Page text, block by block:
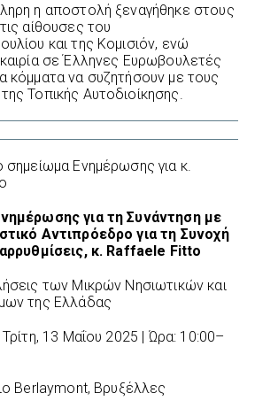
η αποστολή ξεναγήθηκε στους
αίθουσες του
και της Κομισιόν, ενώ
σε Έλληνες Ευρωβουλετές
κόμματα να συζητήσουν με τους
Τοπικής Αυτοδιοίκησης.
σημείωμα Ενημέρωσης για κ.
για τη Συνάντηση με
Αντιπρόεδρο για τη Συνοχή
κ. Raffaele Fitto
των Μικρών Νησιωτικών και
της Ελλάδας
Τρίτη, 13 Μαΐου 2025 | Ώρα: 10:00–
Berlaymont, Βρυξέλλες